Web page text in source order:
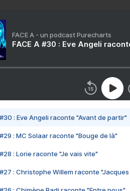
FACE A - un podcast Purecharts
FACE A #30 : Eve Angeli
#30 : Eve Angeli raconte "Avant de partir"
#29 : MC Solaar raconte "Bouge de là"
#28 : Lorie raconte "Je vais vite"
#27 : Christophe Willem raconte